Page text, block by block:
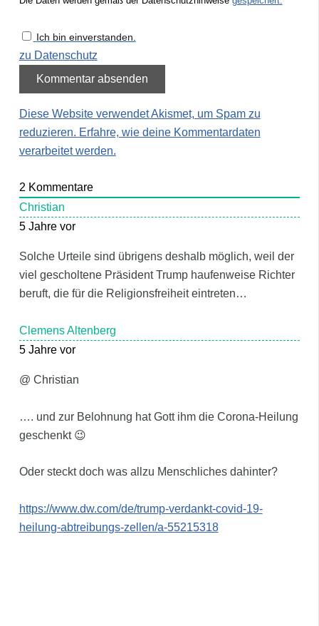
Ich bin einverstanden.
zu Datenschutz
Diese Website verwendet Akismet, um Spam zu
reduzieren. Erfahre, wie deine Kommentardaten
verarbeitet werden.
2 Kommentare
Christian
5 Jahre vor
Solche Urteile sind übrigens deshalb möglich, weil der
viel gescholtene Präsident Trump haufenweise Richter
beruft, die für die Religionsfreiheit eintreten…
Clemens Altenberg
5 Jahre vor
@ Christian
…. und zur Belohnung hat Gott ihm die Corona-Heilung
geschenkt 😉
Oder steckt doch was allzu Menschliches dahinter?
https://www.dw.com/de/trump-verdankt-covid-19-
heilung-abtreibungs-zellen/a-55215318